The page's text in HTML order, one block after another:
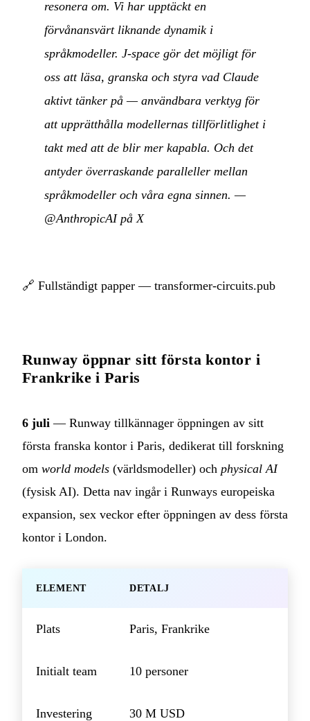
resonera om. Vi har upptäckt en
förvånansvärt liknande dynamik i
språkmodeller. J-space gör det möjligt för
oss att läsa, granska och styra vad Claude
aktivt tänker på — användbara verktyg för
att upprätthålla modellernas tillförlitlighet i
takt med att de blir mer kapabla. Och det
antyder överraskande paralleller mellan
språkmodeller och våra egna sinnen. —
@AnthropicAI på X
🔗 Fullständigt papper — transformer-circuits.pub
Runway öppnar sitt första kontor i
Frankrike i Paris
6 juli — Runway tillkännager öppningen av sitt
första franska kontor i Paris, dedikerat till forskning
om world models (världsmodeller) och physical AI
(fysisk AI). Detta nav ingår i Runways europeiska
expansion, sex veckor efter öppningen av dess första
kontor i London.
ELEMENT DETALJ
Plats Paris, Frankrike
Initialt team 10 personer
Investering 30 M USD